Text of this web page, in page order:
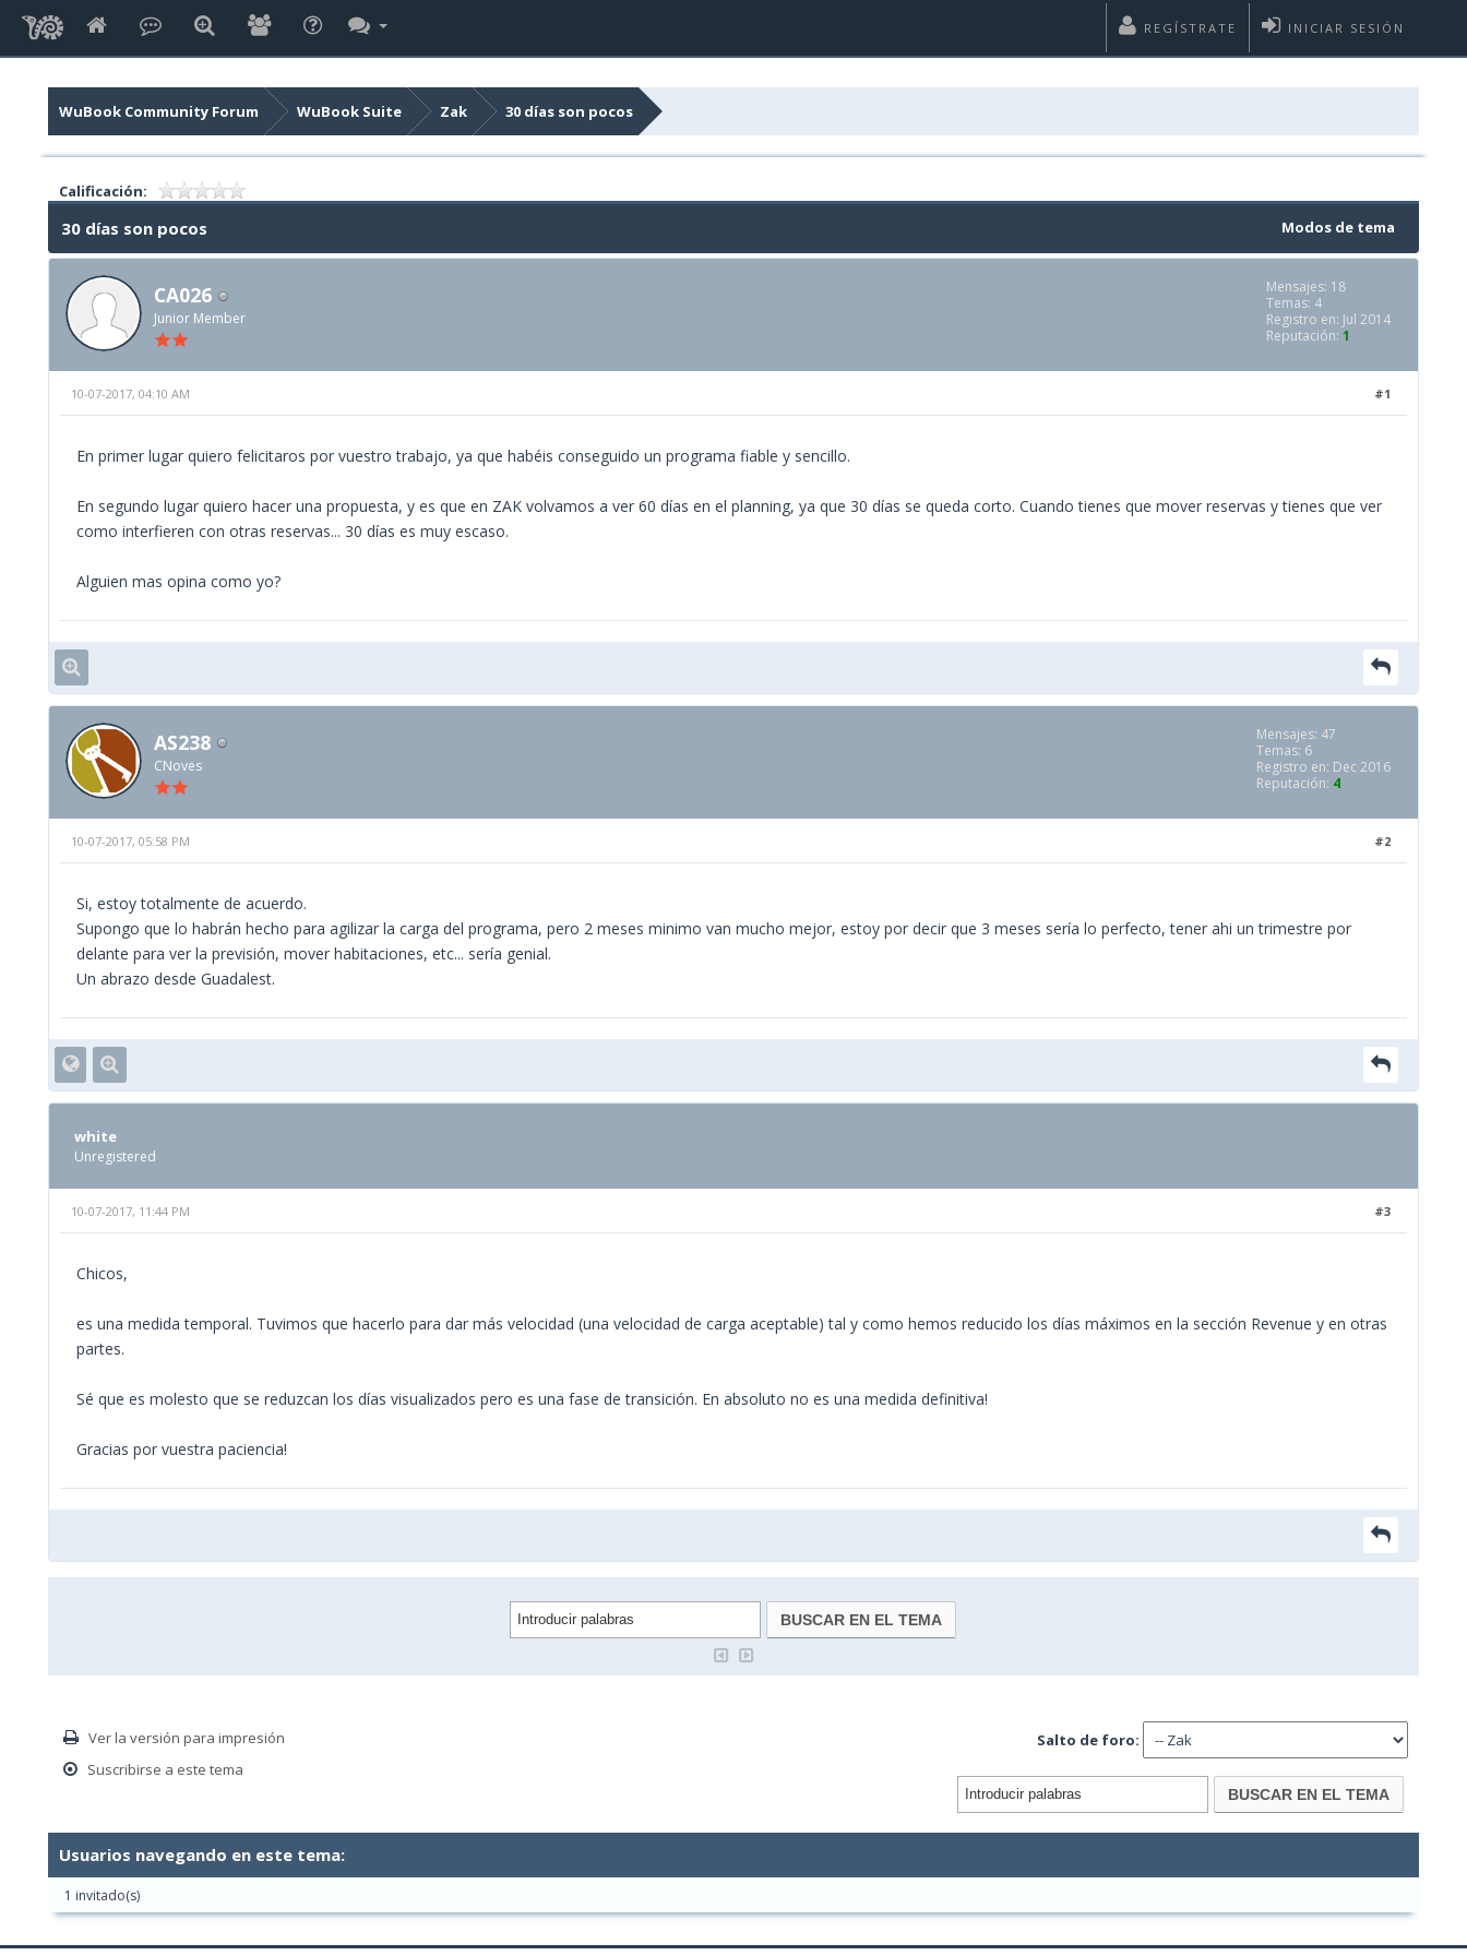
INICIAR SESIÓN
REGÍSTRATE
WuBook Community Forum WuBook Suite Zak 30 días son pocos
Calificación:
Modos de tema
30 días son pocos
CA026
Junior Member
Mensajes: 18
Temas: 4
Registro en: Jul 2014
Reputación: 1
#1
10-07-2017, 04:10 AM
En primer lugar quiero felicitaros por vuestro trabajo, ya que habéis conseguido un programa fiable y sencillo.
En segundo lugar quiero hacer una propuesta, y es que en ZAK volvamos a ver 60 días en el planning, ya que 30 días se queda corto. Cuando tienes que mover reservas y tienes que ver
como interfieren con otras reservas... 30 días es muy escaso.
Alguien mas opina como yo?
AS238
CNoves
Mensajes: 47
Temas: 6
Registro en: Dec 2016
Reputación: 4
#2
10-07-2017, 05:58 PM
Si, estoy totalmente de acuerdo.
Supongo que lo habrán hecho para agilizar la carga del programa, pero 2 meses minimo van mucho mejor, estoy por decir que 3 meses sería lo perfecto, tener ahi un trimestre por
delante para ver la previsión, mover habitaciones, etc... sería genial.
Un abrazo desde Guadalest.
white
Unregistered
#3
10-07-2017, 11:44 PM
Chicos,
es una medida temporal. Tuvimos que hacerlo para dar más velocidad (una velocidad de carga aceptable) tal y como hemos reducido los días máximos en la sección Revenue y en otras
partes.
Sé que es molesto que se reduzcan los días visualizados pero es una fase de transición. En absoluto no es una medida definitiva!
Gracias por vuestra paciencia!
Ver la versión para impresión
Suscribirse a este tema
Salto de foro:
Usuarios navegando en este tema:
1 invitado(s)